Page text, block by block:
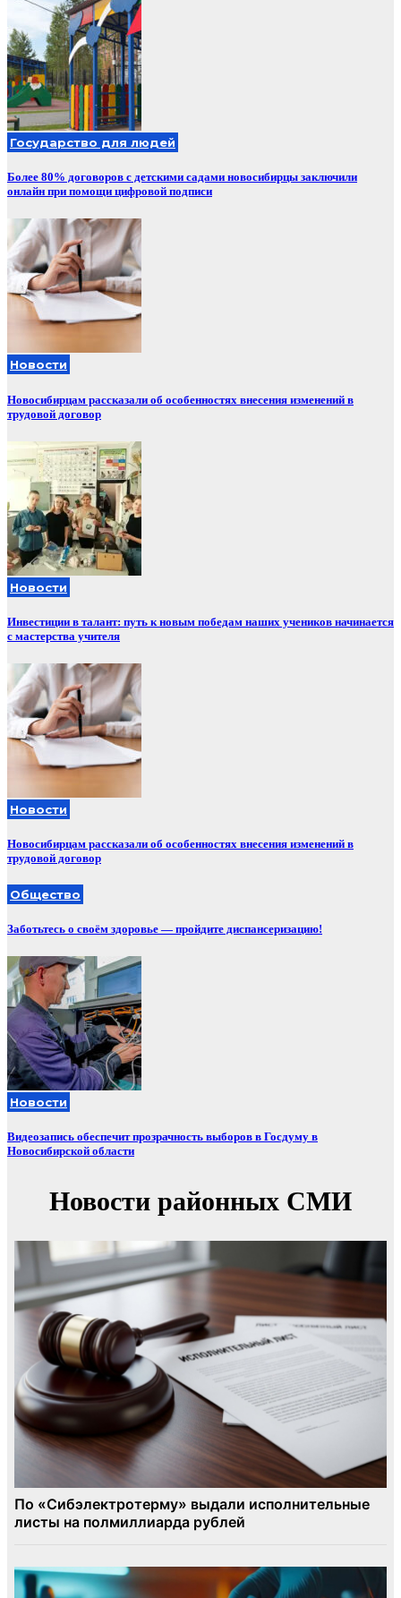
Государство для людей
Более 80% договоров с детскими садами новосибирцы заключили
онлайн при помощи цифровой подписи
Новости
Новосибирцам рассказали об особенностях внесения изменений в
трудовой договор
Новости
Инвестиции в талант: путь к новым победам наших учеников начинается
с мастерства учителя
Новости
Новосибирцам рассказали об особенностях внесения изменений в
трудовой договор
Общество
Заботьтесь о своём здоровье — пройдите диспансеризацию!
Новости
Видеозапись обеспечит прозрачность выборов в Госдуму в
Новосибирской области